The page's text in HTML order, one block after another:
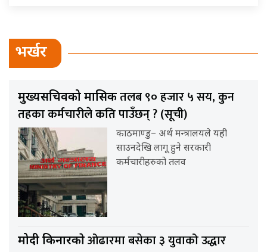
भर्खर
मुख्यसचिवको मासिकतलब ९० हजार ५ सय, कुन
तहका कर्मचारीले कति पाउँछन् ? (सूची)
काठमाण्डु– अर्थ मन्त्रालयले यही
साउनदेखि लागू हुने सरकारी
कर्मचारीहरुको तलव
मोदी किनारकाेओढारमा बसेका ३ युवाको उद्धार